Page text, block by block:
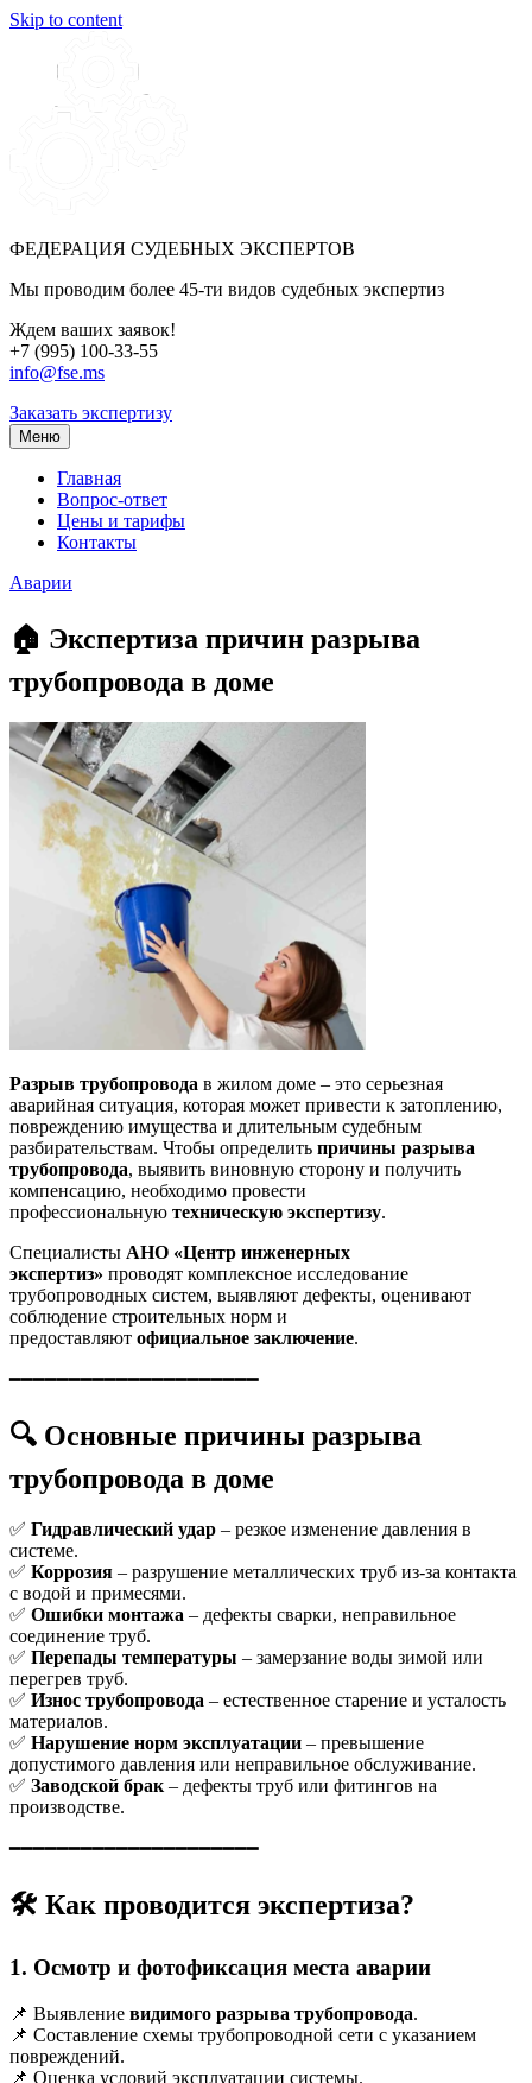
Skip to content
ФЕДЕРАЦИЯ СУДЕБНЫХ ЭКСПЕРТОВ
Мы проводим более 45-ти видов судебных экспертиз
Ждем ваших заявок!
+7 (995) 100-33-55
info@fse.ms
Заказать экспертизу
Меню
Главная
Вопрос-ответ
Цены и тарифы
Контакты
Аварии
🏠 Экспертиза причин разрыва
трубопровода в доме
Разрыв трубопровода в жилом доме – это серьезная
аварийная ситуация, которая может привести к затоплению,
повреждению имущества и длительным судебным
разбирательствам. Чтобы определить причины разрыва
трубопровода, выявить виновную сторону и получить
компенсацию, необходимо провести
профессиональную техническую экспертизу.
Специалисты АНО «Центр инженерных
экспертиз» проводят комплексное исследование
трубопроводных систем, выявляют дефекты, оценивают
соблюдение строительных норм и
предоставляют официальное заключение.
━━━━━━━━━━━━━━━━━━━━━
🔍 Основные причины разрыва
трубопровода в доме
✅ Гидравлический удар – резкое изменение давления в
системе.
✅ Коррозия – разрушение металлических труб из-за контакта
с водой и примесями.
✅ Ошибки монтажа – дефекты сварки, неправильное
соединение труб.
✅ Перепады температуры – замерзание воды зимой или
перегрев труб.
✅ Износ трубопровода – естественное старение и усталость
материалов.
✅ Нарушение норм эксплуатации – превышение
допустимого давления или неправильное обслуживание.
✅ Заводской брак – дефекты труб или фитингов на
производстве.
━━━━━━━━━━━━━━━━━━━━━
🛠 Как проводится экспертиза?
1. Осмотр и фотофиксация места аварии
📌 Выявление видимого разрыва трубопровода.
📌 Составление схемы трубопроводной сети с указанием
повреждений.
📌 Оценка условий эксплуатации системы.